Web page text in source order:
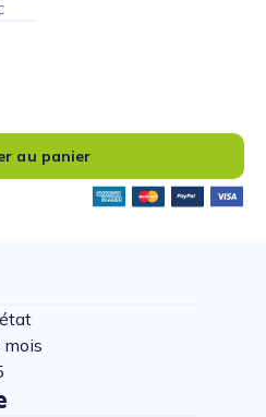
au panier